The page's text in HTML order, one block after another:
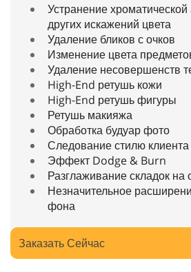
Устранение
других искажений цвета
Удаление бликов с очков
Изменение цвета
Удаление несовершенств
High-End ретушь кожи
High-End ретушь фигуры
Ретушь макияжа
Обработка будуар фото
Следование стилю клиента
Эффект Dodge & Burn
Разглаживание складок на
Незначительное
фона
Заказать Сейчас